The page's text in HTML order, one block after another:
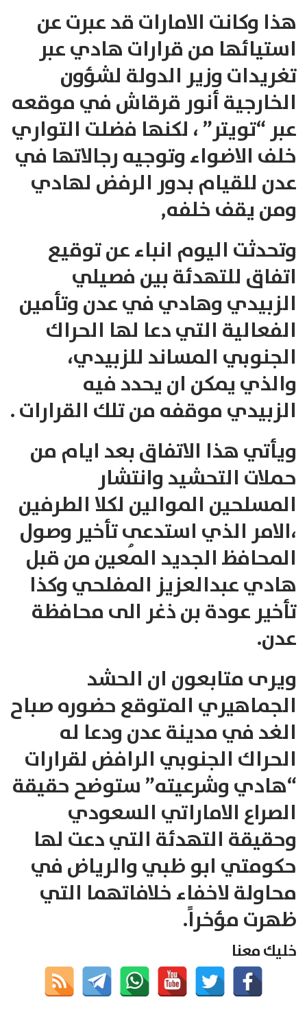
هذا وكانت الامارات قد عبرت عن
استيائها من قرارات هادي عبر
تغريدات وزير الدولة لشؤون
الخارجية أنور قرقاش في موقعه
عبر “تويتر” ، لكنها فضلت التواري
خلف الاضواء وتوجيه رجالاتها في
عدن للقيام بدور الرفض لهادي
ومن يقف خلفه,
وتحدثت اليوم انباء عن توقيع
اتفاق للتهدئة بين فصيلي
الزبيدي وهادي في عدن وتأمين
الفعالية التي دعا لها الحراك
الجنوبي المساند للزبيدي،
والذي يمكن ان يحدد فيه
الزبيدي موقفه من تلك القرارات .
ويأتي هذا الاتفاق بعد ايام من
حملات التحشيد وانتشار
المسلحين الموالين لكلا الطرفين
،الامر الذي استدعى تأخير وصول
المحافظ الجديد المُعين من قبل
هادي عبدالعزيز المفلحي وكذا
تأخير عودة بن ذغر الى محافظة
عدن.
ويرى متابعون ان الحشد
الجماهيري المتوقع حضوره صباح
الغد في مدينة عدن ودعا له
الحراك الجنوبي الرافض لقرارات
“هادي وشرعيته” ستوضح حقيقة
الصراع الاماراتي السعودي
وحقيقة التهدئة التي دعت لها
حكومتي ابو ظبي والرياض في
محاولة لاخفاء خلافاتهما التي
ظهرت مؤخراً.
خليك معنا